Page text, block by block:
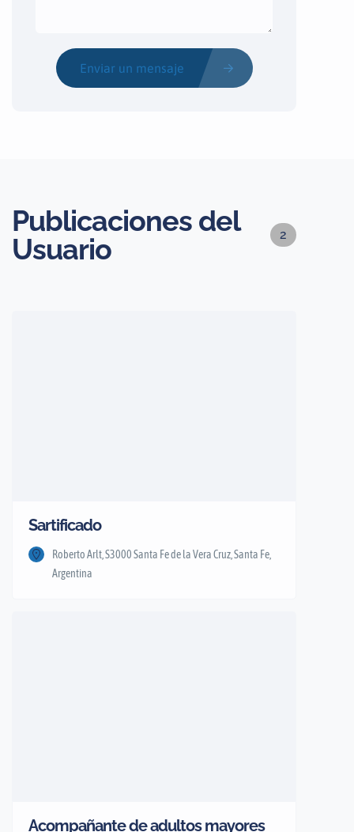
Enviar un mensaje
Publicaciones del
Usuario
2
Sartificado
Roberto Arlt, S3000 Santa Fe de la Vera Cruz, Santa Fe,
Argentina
Acompañante de adultos mayores